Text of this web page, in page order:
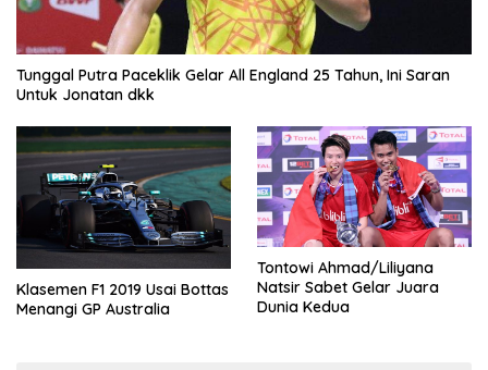
Tunggal Putra Paceklik Gelar All England 25 Tahun, Ini Saran
Untuk Jonatan dkk
Klasemen F1 2019 Usai Bottas
Menangi GP Australia
Tontowi Ahmad/Liliyana
Natsir Sabet Gelar Juara
Dunia Kedua